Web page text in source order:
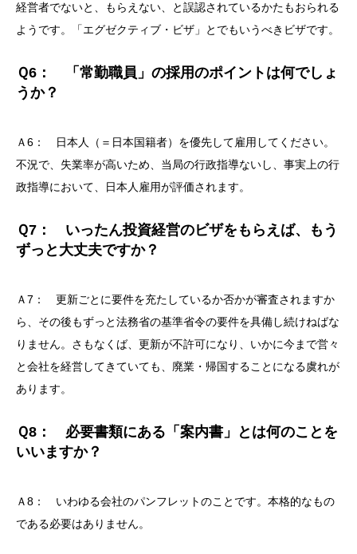
経営者でないと、もらえない、と誤認されているかたもおられる
ようです。「エグゼクティブ・ビザ」とでもいうべきビザです。
Ｑ6： 「常勤職員」の採用のポイントは何でしょ
うか？
Ａ6： 日本人（＝日本国籍者）を優先して雇用してください。
不況で、失業率が高いため、当局の行政指導ないし、事実上の行
政指導において、日本人雇用が評価されます。
Ｑ7： いったん投資経営のビザをもらえば、もう
ずっと大丈夫ですか？
Ａ7： 更新ごとに要件を充たしているか否かが審査されますか
ら、その後もずっと法務省の基準省令の要件を具備し続けねばな
りません。さもなくば、更新が不許可になり、いかに今まで営々
と会社を経営してきていても、廃業・帰国することになる虞れが
あります。
Ｑ8： 必要書類にある「案内書」とは何のことを
いいますか？
Ａ8： いわゆる会社のパンフレットのことです。本格的なもの
である必要はありません。